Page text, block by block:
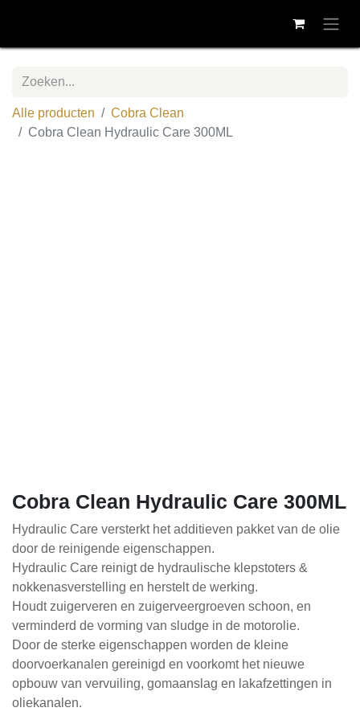
Alle producten
Cobra Clean
Cobra Clean Hydraulic Care 300ML
Cobra Clean Hydraulic Care 300ML
Hydraulic Care versterkt het additieven pakket van de olie
door de reinigende eigenschappen.
Hydraulic Care reinigt de hydraulische klepstoters &
nokkenasverstelling en herstelt de werking.
Houdt zuigerveren en zuigerveergroeven schoon, en
verminderd de vorming van sludge in de motorolie.
Door de sterke eigenschappen worden de kleine
doorvoerkanalen gereinigd en voorkomt het nieuwe
opbouw van vervuiling, gomaanslag en lakafzettingen in
oliekanalen.